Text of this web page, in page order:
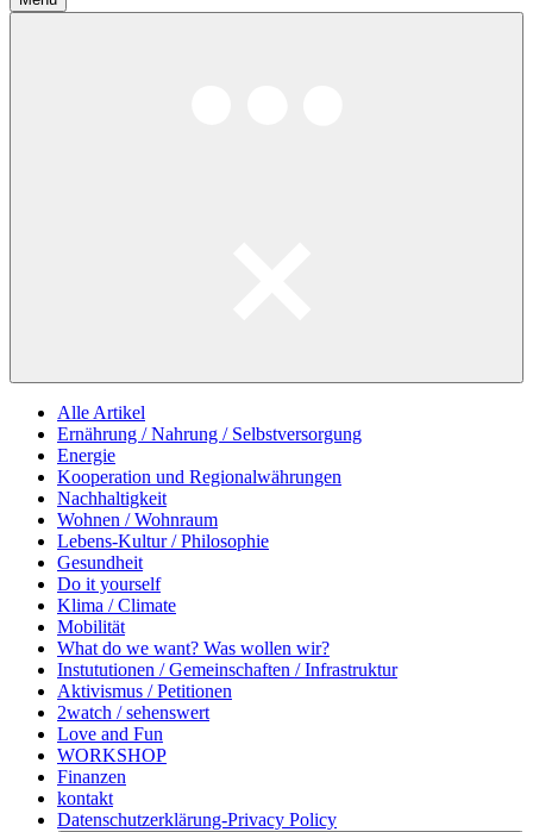
Alle Artikel
Ernährung / Nahrung / Selbstversorgung
Energie
Kooperation und Regionalwährungen
Nachhaltigkeit
Wohnen / Wohnraum
Lebens-Kultur / Philosophie
Gesundheit
Do it yourself
Klima / Climate
Mobilität
What do we want? Was wollen wir?
Instututionen / Gemeinschaften / Infrastruktur
Aktivismus / Petitionen
2watch / sehenswert
Love and Fun
WORKSHOP
Finanzen
kontakt
Datenschutzerklärung-Privacy Policy